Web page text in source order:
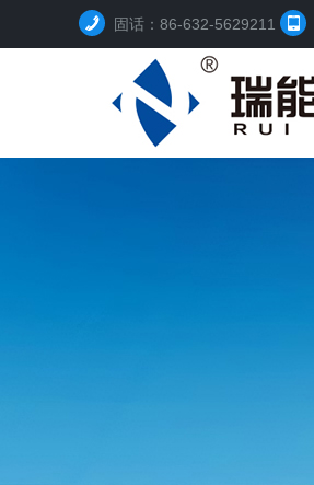
固话：86-632-5629211